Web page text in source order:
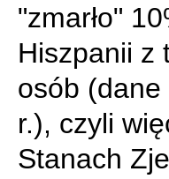
"zmarło"
Hiszpanii z
osób
r.), czyli
Stanach